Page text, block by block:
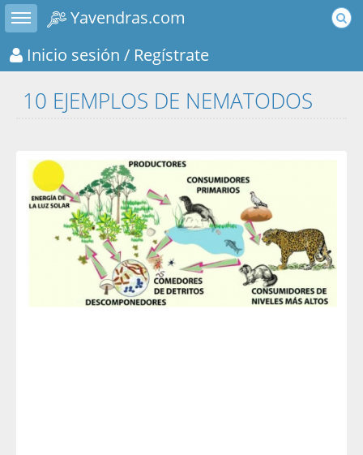
Toggle sidebar
Yavendras.com
Inicio sesión / Regístrate
10 EJEMPLOS DE NEMATODOS